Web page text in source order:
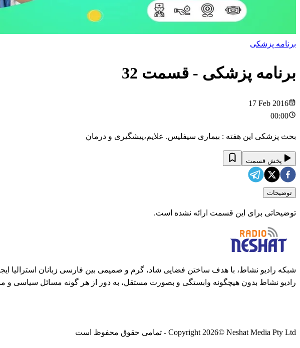
برنامه پزشکی
برنامه پزشکی - قسمت 32
17 Feb 2016
00:00
بحث پزشکی این هفته : بیماری سیفلیس. علایم،پیشگیری و درمان
پخش قسمت
توضیحات
توضیحاتی برای این قسمت ارائه نشده است.
شبکه رادیو نشاط، با هدف ساختن فضایی شاد، گرم و صمیمی بین فارسی زبانان استرالیا
رادیو نشاط بدون هیچگونه وابستگی و بصورت مستقل، به دور از هر گونه مسائل سیاسی و
Copyright 2026© Neshat Media Pty Ltd - تمامی حقوق محفوظ است